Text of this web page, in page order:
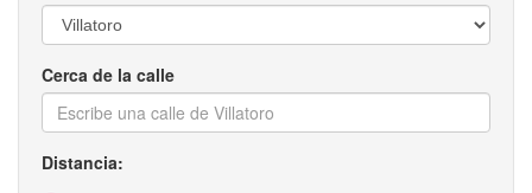
Cerca de la calle
Distancia: